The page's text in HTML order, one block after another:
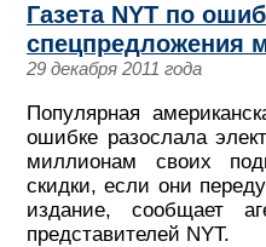
Газета NYT по
спецпредложения
29 декабря 2011 года
Популярная
ошибке разослала
миллионам своих
скидки, если они
издание, сообщает
представителей NYT.